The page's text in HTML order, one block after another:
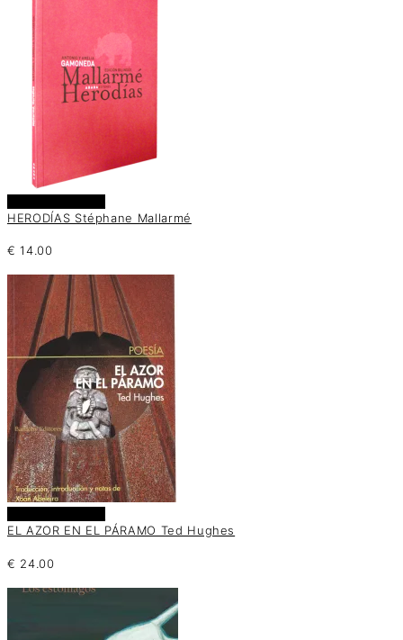
HERODÍAS Stéphane Mallarmé
€ 14.00
EL AZOR EN EL PÁRAMO Ted Hughes
€ 24.00